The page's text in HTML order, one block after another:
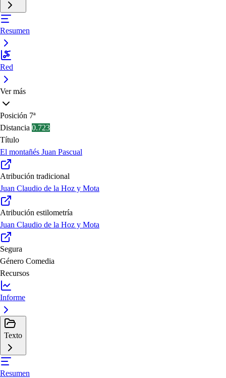
Resumen
Red
Ver más
Posición 7ª
Distancia 0.723
Título
El montañés Juan Pascual
Atribución tradicional
Juan Claudio de la Hoz y Mota
Atribución estilometría
Juan Claudio de la Hoz y Mota
Segura
Género Comedia
Recursos
Informe
Texto
Resumen